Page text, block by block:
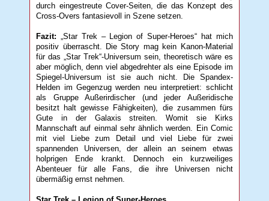
durch eingestreute Cover-Seiten, die das Konzept des
Cross-Overs fantasievoll in Szene setzen.
Fazit: „Star Trek – Legion of Super-Heroes“ hat mich
positiv überrascht. Die Story mag kein Kanon-Material
für das „Star Trek“-Universum sein, theoretisch wäre es
aber möglich, denn viel abgedrehter als eine Episode im
Spiegel-Universum ist sie auch nicht. Die Spandex-
Helden im Gegenzug werden neu interpretiert: schlicht
als Gruppe Außerirdischer (und jeder Außeridische
besitzt halt gewisse Fähigkeiten), die zusammen fürs
Gute in der Galaxis streiten. Womit sie Kirks
Mannschaft auf einmal sehr ähnlich werden. Ein Comic
mit viel Liebe zum Detail und viel Liebe für zwei
spannenden Universen, der allein an seinem etwas
holprigen Ende krankt. Dennoch ein kurzweiliges
Abenteuer für alle Fans, die ihre Universen nicht
übermäßig ernst nehmen.